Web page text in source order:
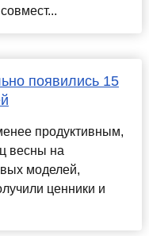
появились 15
продуктивным,
весны на
моделей,
ценники и